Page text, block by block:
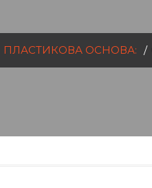
ПЛАСТИКОВА ОСНОВА: